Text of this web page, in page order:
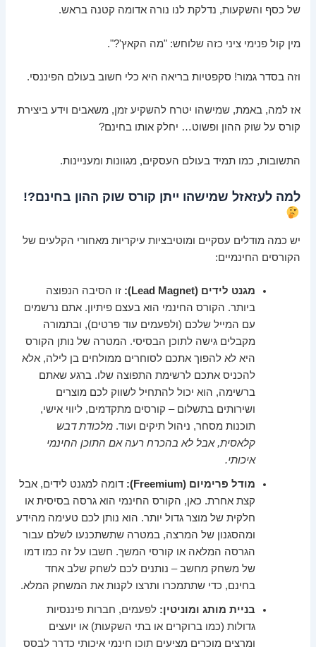
של כסף והשקעות, נדלקת לנו נורה אדומה קטנה בראש.
מין קול פנימי ציני כזה שלוחש: "מה הקאץ'?".
וזה בסדר גמור! סקפטיות בריאה היא כלי חשוב בעולם הפיננסי.
אז למה, באמת, שמישהו יטרח להשקיע זמן, משאבים וידע ביצירת
קורס על שוק ההון ופשוט… יחלק אותו בחינם?
התשובות, כמו תמיד בעולם העסקים, מגוונות ומעניינות.
למה לעזאזל שמישהו ייתן קורס שוק ההון בחינם?!
יש כמה מודלים עסקיים ומוטיבציות עיקריות מאחורי הקלעים של
הקורסים החינמיים:
מגנט לידים (Lead Magnet):
זו הסיבה הנפוצה
ביותר. הקורס החינמי הוא בעצם פיתיון. אתם נרשמים
עם המייל שלכם (ולפעמים עוד פרטים), ובתמורה
מקבלים גישה לתוכן הבסיסי. המטרה של נותן הקורס
היא לא להפוך אתכם לסוחרים ממולחים בן לילה, אלא
להכניס אתכם לרשימת התפוצה שלו. ברגע שאתם
ברשימה, הוא יכול להתחיל לשווק לכם מוצרים
ושירותים בתשלום – קורסים מתקדמים, ליווי אישי,
תוכנות מסחר, ניהול תיקים ועוד.מלכודת דבש
קלאסית, אבל לא בהכרח רעה אם התוכן החינמי
איכותי.
מודל פרימיום (Freemium):
דומה למגנט לידים, אבל
קצת אחרת. כאן, הקורס החינמי הוא גרסה בסיסית או
חלקית של מוצר גדול יותר. הוא נותן לכם טעימה מהידע
ומהסגנון של המרצה, במטרה שתשתכנעו לשלם עבור
הגרסה המלאה או קורסי המשך. חשבו על זה כמו דמו
של משחק מחשב – נותנים לכם לשחק שלב אחד
בחינם, כדי שתתמכרו ותרצו לקנות את המשחק המלא.
בניית מותג ומוניטין: לפעמים, חברות פיננסיות
גדולות (כמו ברוקרים או בתי השקעות) או יועצים
ומרצים מוכרים מציעים תוכן חינמי איכותי כדרך לבסס